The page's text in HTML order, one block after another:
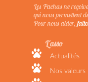
Les Pachas ne
qui nous permettent
Pour nous aider,
L'asso
Actualités
Nos valeurs